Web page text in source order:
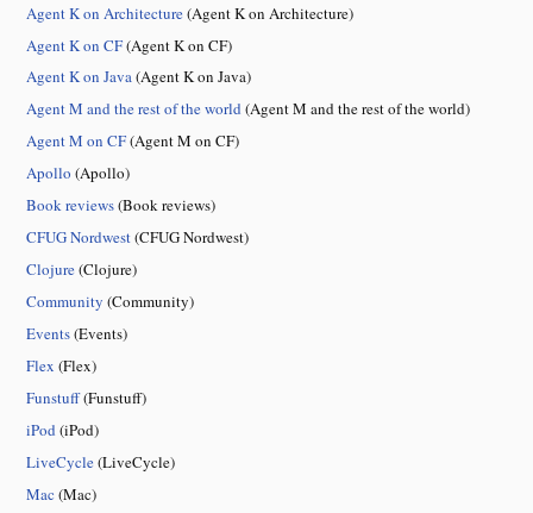
Agent K on Architecture(Agent K on Architecture)
Agent K on CF(Agent K on CF)
Agent K on Java(Agent K on Java)
Agent M and the rest of the world(Agent M and the rest of the world)
Agent M on CF(Agent M on CF)
Apollo (Apollo)
Book reviews(Book reviews)
CFUG Nordwest(CFUG Nordwest)
Clojure(Clojure)
Community (Community)
Events(Events)
Flex (Flex)
Funstuff(Funstuff)
iPod(iPod)
LiveCycle(LiveCycle)
Mac (Mac)